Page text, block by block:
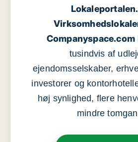
Companyspace.com
tusindvis af
ejendomsselskaber,
investorer og
høj synlighed, flere
mindre